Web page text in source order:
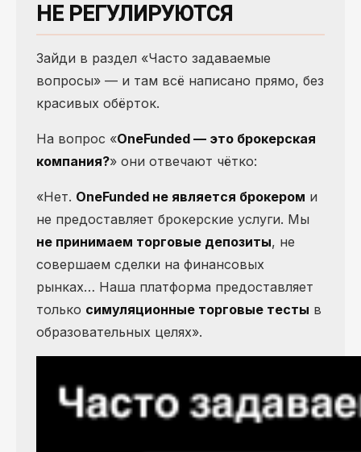
НЕ РЕГУЛИРУЮТСЯ
Зайди в раздел «Часто задаваемые
вопросы» — и там всё написано прямо, без
красивых обёрток.
На вопрос «OneFunded — это брокерская
компания?» они отвечают чётко:
«Нет. OneFunded не является брокером и
не предоставляет брокерские услуги. Мы
не принимаем торговые депозиты, не
совершаем сделки на финансовых
рынках… Наша платформа предоставляет
только симуляционные торговые тесты в
образовательных целях».